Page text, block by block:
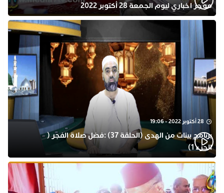
موجز اخباري ليوم الجمعة 28 أكتوبر 2022
28 أكتوبر 2022 - 19:06
برنامج بينات من الهدى (الحلقة 37) :فضل صلاة الفجر (
الجزء 1)